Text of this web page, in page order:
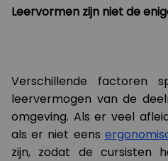
Leervormen zijn niet de
Verschillende factoren
leervermogen van de
omgeving. Als er veel
als er niet eens
zijn, zodat de cursisten